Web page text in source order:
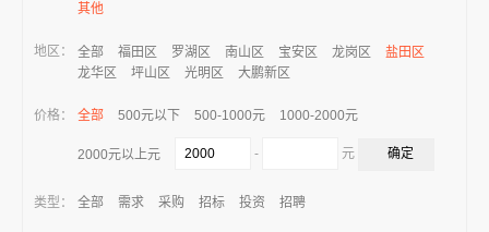
其他
地区： 全部 福田区 罗湖区 南山区 宝安区 龙岗区
盐田区
龙华区
坪山区 光明区 大鹏新区
价格： 全部 500元以下 500-1000元 1000-2000元
2000元以上元 - 元
类型： 全部 需求 采购 招标 投资 招聘